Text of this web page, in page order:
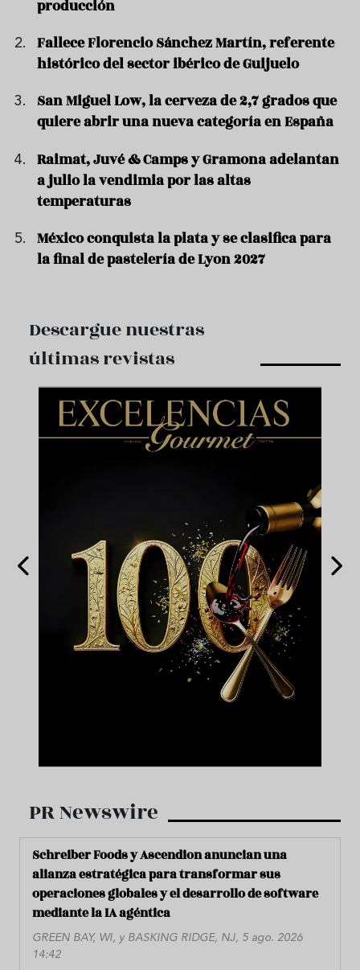
producción
Fallece Florencio Sánchez Martín, referente
histórico del sector ibérico de Guijuelo
San Miguel Low, la cerveza de 2,7 grados que
quiere abrir una nueva categoría en España
Raimat, Juvé & Camps y Gramona adelantan
a julio la vendimia por las altas
temperaturas
México conquista la plata y se clasifica para
la final de pastelería de Lyon 2027
Descargue nuestras
últimas revistas
PR Newswire
Schreiber Foods y Ascendion anuncian una
alianza estratégica para transformar sus
operaciones globales y el desarrollo de software
mediante la IA agéntica
GREEN BAY, WI, y BASKING RIDGE, NJ, 5 ago. 2026
14:42